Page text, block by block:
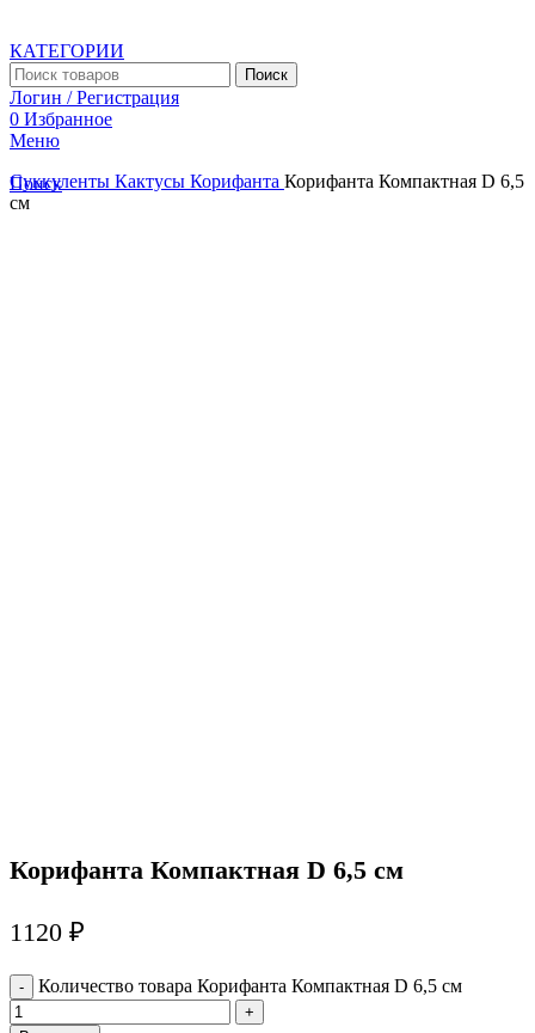
КАТЕГОРИИ
Поиск
Логин / Регистрация
0 Избранное
Меню
Поиск
Суккуленты Кактусы Корифанта Корифанта Компактная D 6,5
см
Корифанта Компактная D 6,5 см
1120 ₽
Количество товара Корифанта Компактная D 6,5 см